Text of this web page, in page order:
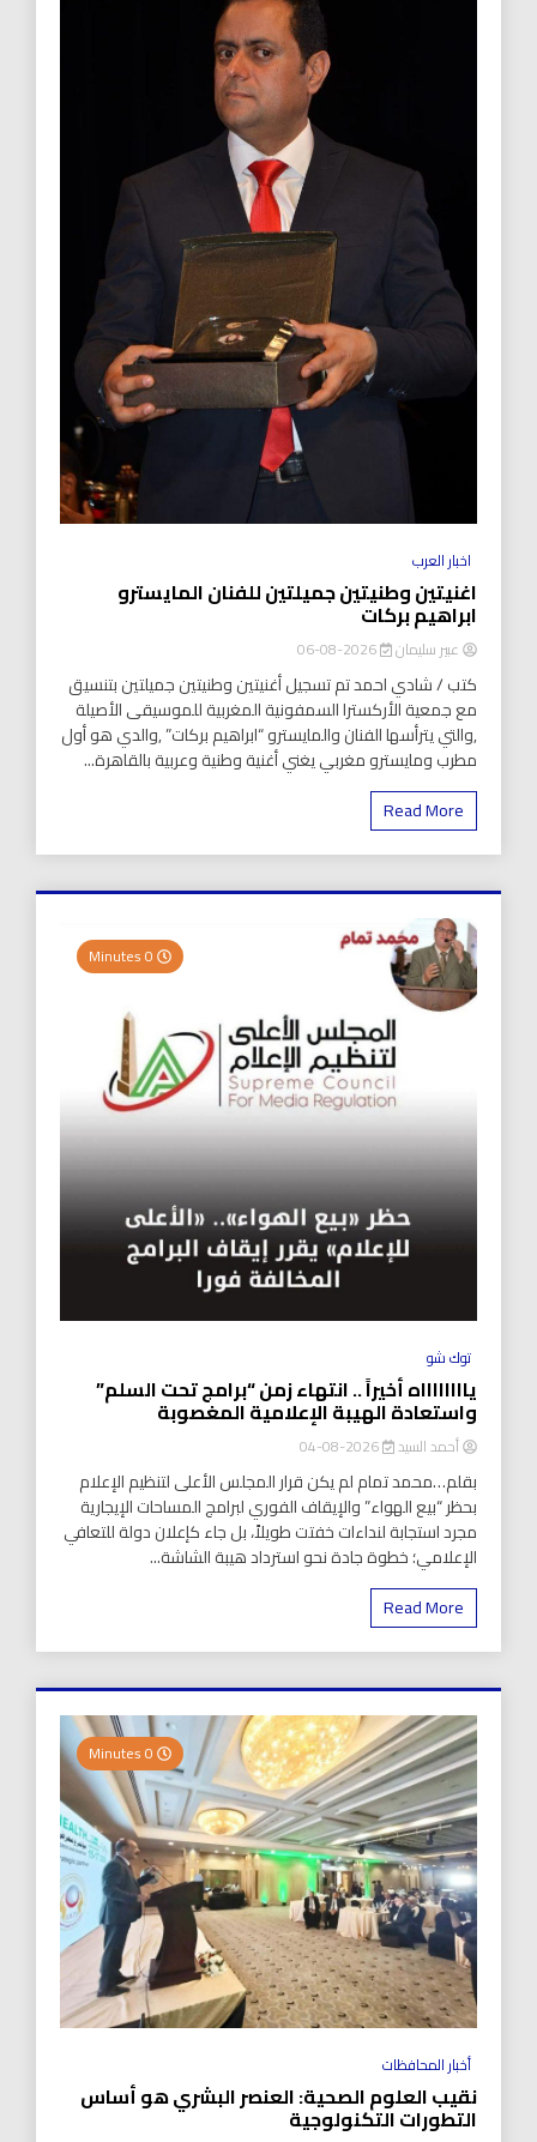
اخبار العرب
اغنيتين وطنيتين جميلتين للفنان المايسترو
ابراهيم بركات
عبير سليمان 2026-08-06
كتب / شادي احمد تم تسجيل أغنيتين وطنيتين جميلتين بتنسيق
مع جمعية الأركسترا السمفونية المغربية للموسيقى الأصيلة
,والتي يترأسها الفنان والمايسترو “ابراهيم بركات” ,والدي هو أول
مطرب ومايسترو مغربي يغني أغنية وطنية وعربية بالقاهرة...
Read More
توك شو
يااااااااه أخيراً .. انتهاء زمن “برامج تحت السلم”
واستعادة الهيبة الإعلامية المغصوبة
أحمد السيد 2026-08-04
بقلم…محمد تمام لم يكن قرار المجلس الأعلى لتنظيم الإعلام
بحظر “بيع الهواء” والإيقاف الفوري لبرامج المساحات الإيجارية
مجرد استجابة لنداءات خفتت طويلاً، بل جاء كإعلان دولة للتعافي
الإعلامي؛ خطوة جادة نحو استرداد هيبة الشاشة...
Read More
أخبار المحافظات
نقيب العلوم الصحية: العنصر البشري هو أساس
التطورات التكنولوجية